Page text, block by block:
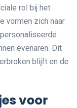
rol bij het
vormen zich naar
evenaren. Dit
blijft en de
voor